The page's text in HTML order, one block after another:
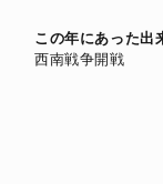
この年にあった出
西南戦争開戦